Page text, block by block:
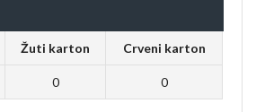
Žuti karton Crveni karton
0 0